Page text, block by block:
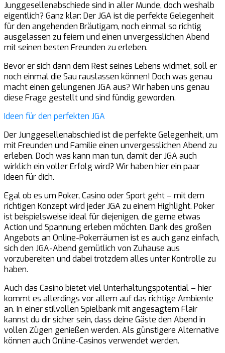
Junggesellenabschiede sind in aller Munde, doch weshalb
eigentlich? Ganz klar: Der JGA ist die perfekte Gelegenheit
für den angehenden Bräutigam, noch einmal so richtig
ausgelassen zu feiern und einen unvergesslichen Abend
mit seinen besten Freunden zu erleben.
Bevor er sich dann dem Rest seines Lebens widmet, soll er
noch einmal die Sau rauslassen können! Doch was genau
macht einen gelungenen JGA aus? Wir haben uns genau
diese Frage gestellt und sind fündig geworden.
Ideen für den perfekten JGA
Der Junggesellenabschied ist die perfekte Gelegenheit, um
mit Freunden und Familie einen unvergesslichen Abend zu
erleben. Doch was kann man tun, damit der JGA auch
wirklich ein voller Erfolg wird? Wir haben hier ein paar
Ideen für dich.
Egal ob es um Poker, Casino oder Sport geht – mit dem
richtigen Konzept wird jeder JGA zu einem Highlight. Poker
ist beispielsweise ideal für diejenigen, die gerne etwas
Action und Spannung erleben möchten. Dank des großen
Angebots an Online-Pokerräumen ist es auch ganz einfach,
sich den JGA-Abend gemütlich von Zuhause aus
vorzubereiten und dabei trotzdem alles unter Kontrolle zu
haben.
Auch das Casino bietet viel Unterhaltungspotential – hier
kommt es allerdings vor allem auf das richtige Ambiente
an. In einer stilvollen Spielbank mit angesagtem Flair
kannst du dir sicher sein, dass deine Gäste den Abend in
vollen Zügen genießen werden. Als günstigere Alternative
können auch Online-Casinos verwendet werden.